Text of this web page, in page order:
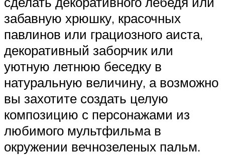
забавную хрюшку, красочных
павлинов или грациозного аиста,
декоративный заборчик или
уютную летнюю беседку в
натуральную величину, а возможно
вы захотите создать целую
композицию с персонажами из
любимого мультфильма в
окружении вечнозеленых пальм.